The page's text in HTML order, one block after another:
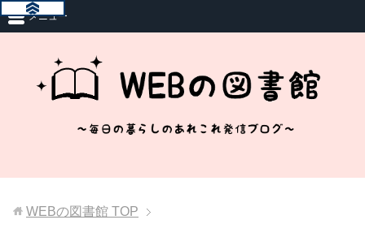
メニュー
WEBの図書館 TOP